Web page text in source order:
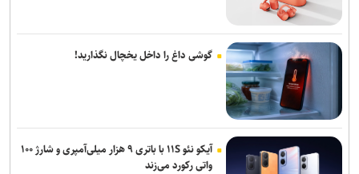
گوشی داغ را داخل یخچال نگذارید!
آیکو نئو ۱۱S با باتری ۹ هزار میلی‌آمپری و شارژ ۱۰۰
واتی رکورد می‌زند